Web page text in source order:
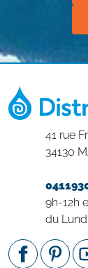
41 rue
34130
9h-12h
du